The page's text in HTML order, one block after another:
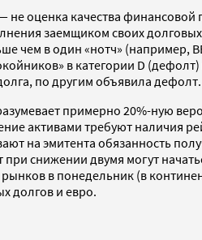
оценка качества финансовой
заемщиком своих
в один «нотч» (например,
в категории D
по другим объявила дефолт.
примерно 20%-ную
активами требуют наличия
эмитента обязанность
при снижении двумя могут
в понедельник (в
долгов и евро.